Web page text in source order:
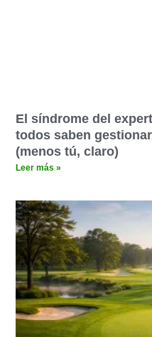
El síndrome del
todos saben
(menos tú, claro)
Leer más »